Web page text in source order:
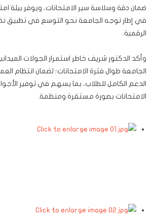
ضمان دقة وسلاسة سير الامتحانات، ويوفر بيئة
في إطار توجه الجامعة نحو التوسع في تطبيق
الرقمية.
وأكد الدكتور شريف خاطر استمرار الجولات
الجامعة طوال فترة الامتحانات؛ لضمان انتظام
الدعم الكامل للطلاب، بما يسهم في توفير الأجواء
الامتحانات بصورة مستقرة ومنظمة.